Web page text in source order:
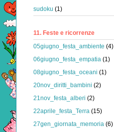
sudoku (1)
11. Feste e ricorrenze
05giugno_festa_ambiente (4)
06giugno_festa_empatia (1)
08giugno_festa_oceani (1)
20nov_diritti_bambini (2)
21nov_festa_alberi (2)
22aprile_festa_Terra (15)
27gen_giornata_memoria (6)